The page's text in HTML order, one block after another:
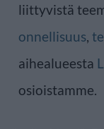
liittyvistä
onnellisuus,
aihealueesta
osioistamme.